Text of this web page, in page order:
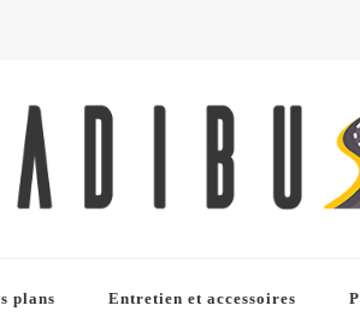
plans Entretien et accessoires